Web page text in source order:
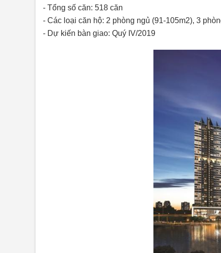
- Tổng số căn: 518 căn
- Các loại căn hộ: 2 phòng ngủ (91-105m2), 3
- Dự kiến bàn giao: Quý IV/2019